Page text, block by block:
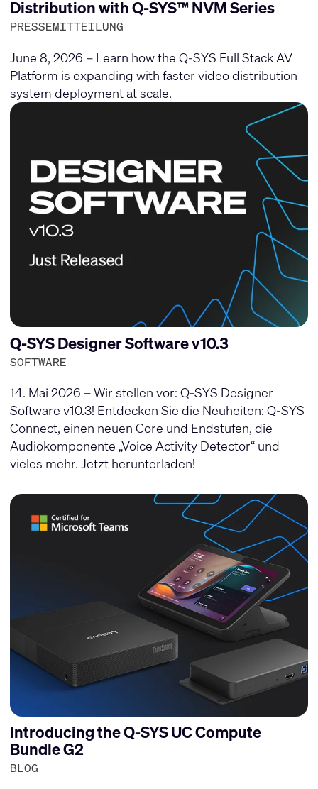
Distribution with Q-SYS™ NVM Series
PRESSEMITTEILUNG
June 8, 2026 – Learn how the Q-SYS Full Stack AV
Platform is expanding with faster video distribution
system deployment at scale.
Q-SYS Designer Software v10.3
SOFTWARE
14. Mai 2026 – Wir stellen vor: Q-SYS Designer
Software v10.3! Entdecken Sie die Neuheiten: Q-SYS
Connect, einen neuen Core und Endstufen, die
Audiokomponente „Voice Activity Detector“ und
vieles mehr. Jetzt herunterladen!
Introducing the Q-SYS UC Compute
Bundle G2
BLOG